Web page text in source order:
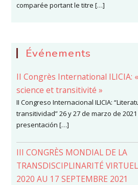
comparée portant le titre […]
Événements
II Congrès International ILICIA:
science et transitivité »
II Congreso Internacional ILICIA:
transitividad” 26 y 27 de marzo de
presentación […]
III CONGRÈS MONDIAL DE LA
TRANSDISCIPLINARITÉ
2020 AU 17 SEPTEMBRE 2021